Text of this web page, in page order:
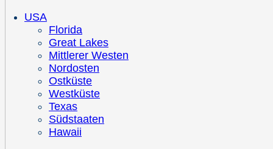
USA
Florida
Great Lakes
Mittlerer Westen
Nordosten
Ostküste
Westküste
Texas
Südstaaten
Hawaii